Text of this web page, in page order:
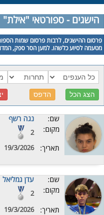
הישגים - ספורטאי "אילת"
פרסום ההישגים, לרבות פרסום שמות
מטעמה לסיוע כלשהו. למען הסר ספק,
שם: נגה רשף
מקום: 2
תאריך: 19/3/2026
שם: עדן גמליאל
מקום: 2
תאריך: 19/3/2026